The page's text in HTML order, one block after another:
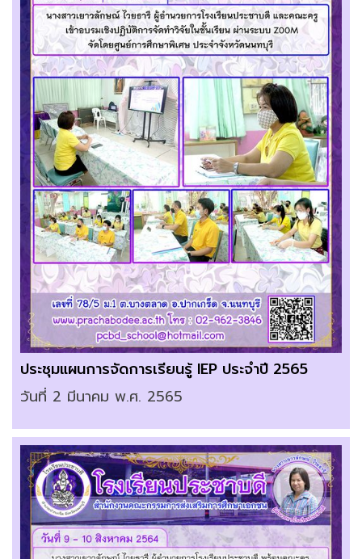
ประชุมแผนการจัดการเรียนรู้ IEP ประจำปี 2565
วันที่ 2 มีนาคม พ.ศ. 2565